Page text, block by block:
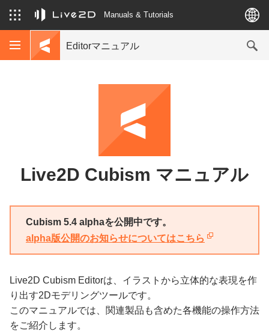
Manuals & Tutorials
Editorマニュアル
Live2D Cubism マニュアル
Cubism 5.4 alphaを公開中です。
alpha版公開のお知らせについてはこちら
Live2D Cubism Editorは、イラストから立体的な表現を作
り出す2Dモデリングツールです。
このマニュアルでは、関連製品も含めた各機能の操作方法
をご紹介します。